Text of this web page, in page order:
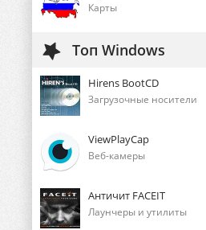
Карты
Топ Windows
Hirens BootCD
Загрузочные носители
ViewPlayCap
Веб-камеры
Античит FACEIT
Лаунчеры и утилиты